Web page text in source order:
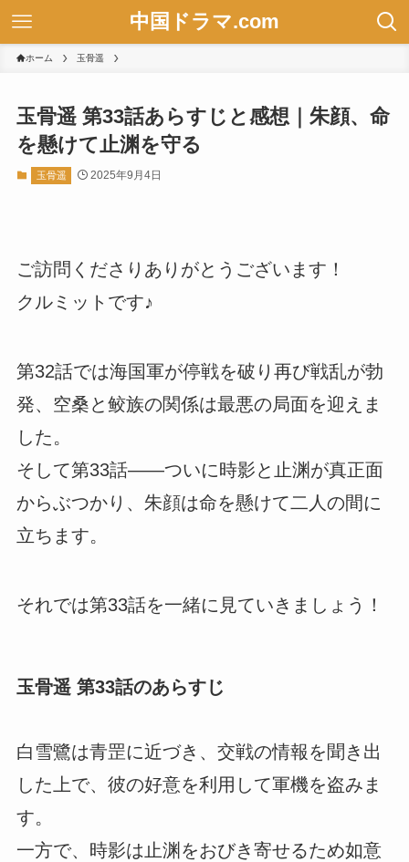
中国ドラマ.com
ホーム 玉骨遥
玉骨遥 第33話あらすじと感想｜朱顔、命
を懸けて止渊を守る
玉骨遥 2025年9月4日
ご訪問くださりありがとうございます！
クルミットです♪
第32話では海国軍が停戦を破り再び戦乱が勃
発、空桑と鲛族の関係は最悪の局面を迎えま
した。
そして第33話――ついに時影と止渊が真正面
からぶつかり、朱顔は命を懸けて二人の間に
立ちます。
それでは第33話を一緒に見ていきましょう！
玉骨遥 第33話のあらすじ
白雪鷺は青罡に近づき、交戦の情報を聞き出
した上で、彼の好意を利用して軍機を盗みま
す。
一方で、時影は止渊をおびき寄せるため如意